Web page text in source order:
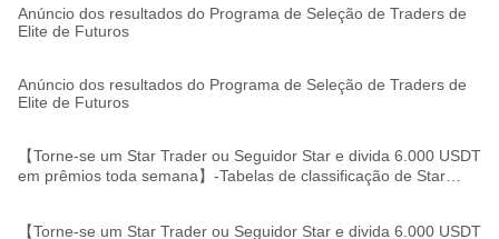
Anúncio dos resultados do Programa de Seleção de Traders de
Elite de Futuros
Anúncio dos resultados do Programa de Seleção de Traders de
Elite de Futuros
【Torne-se um Star Trader ou Seguidor Star e divida 6.000 USDT
em prêmios toda semana】-Tabelas de classificação de Star
【Torne-se um Star Trader ou Seguidor Star e divida 6.000 USDT